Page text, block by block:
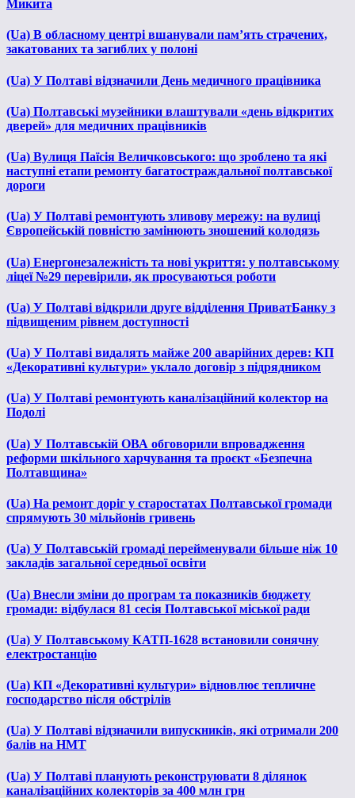
Микита
(Ua) В обласному центрі вшанували пам’ять страчених,
закатованих та загиблих у полоні
(Ua) У Полтаві відзначили День медичного працівника
(Ua) Полтавські музейники влаштували «день відкритих
дверей» для медичних працівників
(Ua) Вулиця Паїсія Величковського: що зроблено та які
наступні етапи ремонту багатостраждальної полтавської
дороги
(Ua) У Полтаві ремонтують зливову мережу: на вулиці
Європейській повністю замінюють зношений колодязь
(Ua) Енергонезалежність та нові укриття: у полтавському
ліцеї №29 перевірили, як просуваються роботи
(Ua) У Полтаві відкрили друге відділення ПриватБанку з
підвищеним рівнем доступності
(Ua) У Полтаві видалять майже 200 аварійних дерев: КП
«Декоративні культури» уклало договір з підрядником
(Ua) У Полтаві ремонтують каналізаційний колектор на
Подолі
(Ua) У Полтавській ОВА обговорили впровадження
реформи шкільного харчування та проєкт «Безпечна
Полтавщина»
(Ua) На ремонт доріг у старостатах Полтавської громади
спрямують 30 мільйонів гривень
(Ua) У Полтавській громаді перейменували більше ніж 10
закладів загальної середньої освіти
(Ua) Внесли зміни до програм та показників бюджету
громади: відбулася 81 сесія Полтавської міської ради
(Ua) У Полтавському КАТП-1628 встановили сонячну
електростанцію
(Ua) КП «Декоративні культури» відновлює тепличне
господарство після обстрілів
(Ua) У Полтаві відзначили випускників, які отримали 200
балів на НМТ
(Ua) У Полтаві планують реконструювати 8 ділянок
каналізаційних колекторів за 400 млн грн